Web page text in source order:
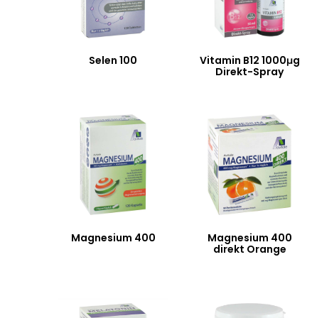
Selen 100
Vitamin B12 1000μg
Direkt-Spray
Magnesium 400
Magnesium 400
direkt Orange